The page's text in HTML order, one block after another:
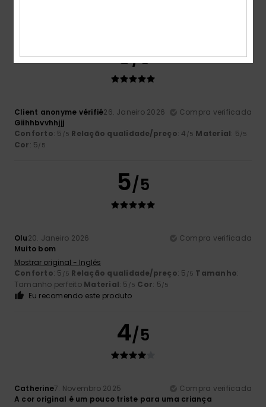
5/5
Client anonyme vérifié26. Janeiro 2026
Compra verificada
Giihhbvvhhjjj
Conforto: 5 /5 Relação qualidade/preço: 4 /5 Material: 5/5
Cor: 5/5
5/5
Olu20. Janeiro 2026
Compra verificada
Muito bom
Mostrar original - Inglês
Conforto: 5 /5 Relação qualidade/preço: 5 /5 Tamanho:
Tamanho perfeito Material: 5 /5 Cor: 5/5
Eu recomendo este produto
4/5
Catherine7. Novembro 2025
Compra verificada
A cor original é um pouco triste para uma criança